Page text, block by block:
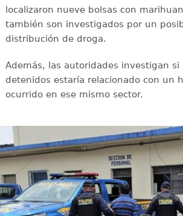
localizaron nueve bolsas con
también son investigados por un
distribución de droga.
Además, las autoridades investigan si
detenidos estaría relacionado con un
ocurrido en ese mismo sector.